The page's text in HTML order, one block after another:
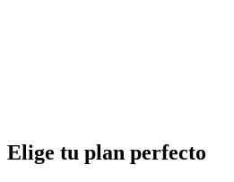
Elige tu plan perfecto